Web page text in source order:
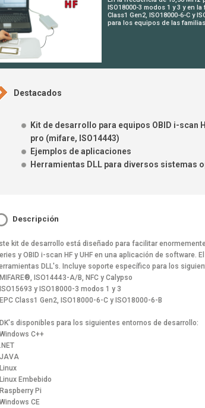
ISO18000-3 modos 1 y 3 y en
Class1 Gen2, ISO18000-6-C y
para los equipos de las
Destacados
Kit de desarrollo para equipos OBID i-scan
pro (mifare, ISO14443)
Ejemplos de aplicaciones
Herramientas DLL para diversos sistemas
Descripción
kit de desarrollo está diseñado para facilitar
y OBID i-scan HF y UHF en una aplicación de software.
DLL's. Incluye soporte específico para los
ISO14443-A/B, NFC y Calypso
y ISO18000-3 modos 1 y 3
Class1 Gen2, ISO18000-6-C y ISO18000-6-B
disponibles para los siguientes entornos de desarrollo:
C++
Embebido
Pi
CE